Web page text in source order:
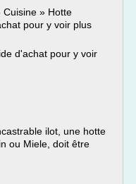
Cuisine » Hotte
pour y voir plus
d'achat pour y voir
ilot, une hotte
ou Miele, doit être